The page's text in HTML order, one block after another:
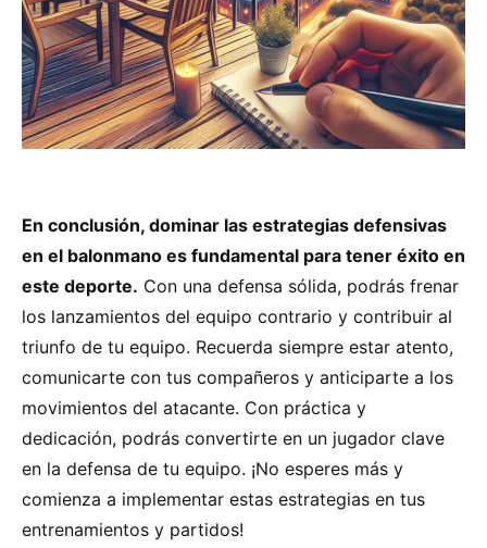
En conclusión, dominar las estrategias defensivas
en el balonmano es fundamental para tener éxito en
este deporte. Con una defensa sólida, podrás frenar
los lanzamientos del equipo contrario y contribuir al
triunfo de tu equipo. Recuerda siempre estar atento,
comunicarte con tus compañeros y anticiparte a los
movimientos del atacante. Con práctica y
dedicación, podrás convertirte en un jugador clave
en la defensa de tu equipo. ¡No esperes más y
comienza a implementar estas estrategias en tus
entrenamientos y partidos!